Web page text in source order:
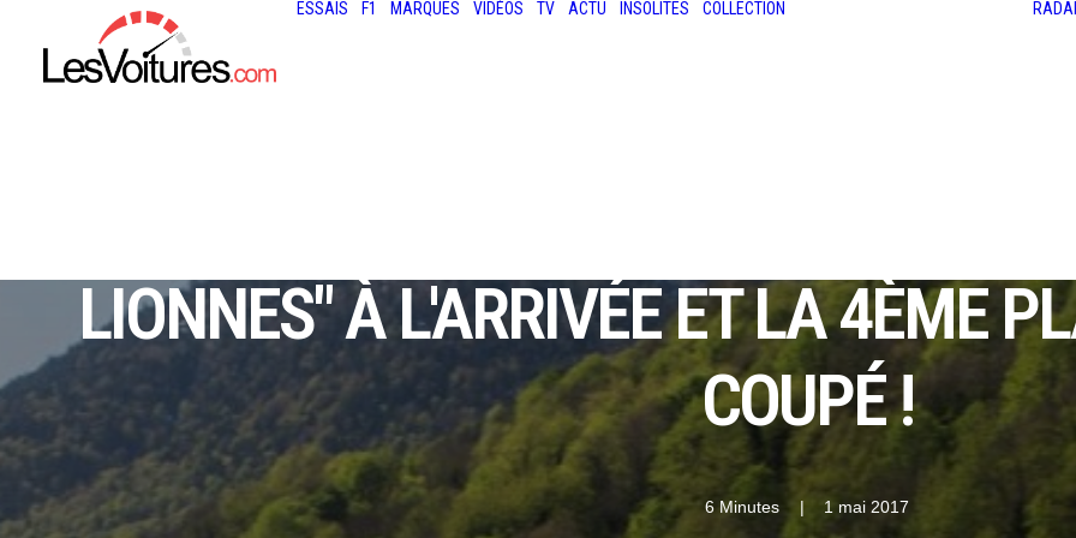
ESSAIS F1 MARQUES VIDÉOS TV ACTU INSOLITES COLLECTION
LIONNES" À L'ARRIVÉE ET LA 4ÈME
COUPÉ !
6 Minutes | 1 mai 2017